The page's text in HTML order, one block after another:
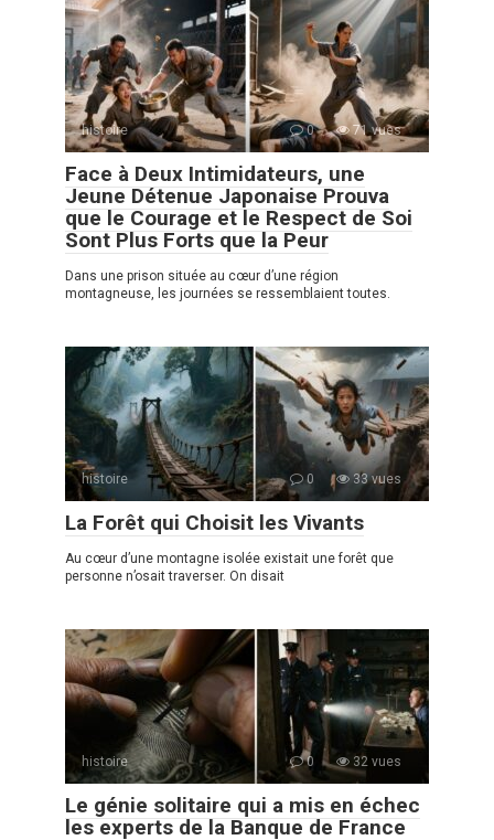
histoire 0 71 vues
Face à Deux Intimidateurs, une
Jeune Détenue Japonaise Prouva
que le Courage et le Respect de Soi
Sont Plus Forts que la Peur
Dans une prison située au cœur d’une région
montagneuse, les journées se ressemblaient toutes.
histoire 0 33 vues
La Forêt qui Choisit les Vivants
Au cœur d’une montagne isolée existait une forêt que
personne n’osait traverser. On disait
histoire 0 32 vues
Le génie solitaire qui a mis en échec
les experts de la Banque de France